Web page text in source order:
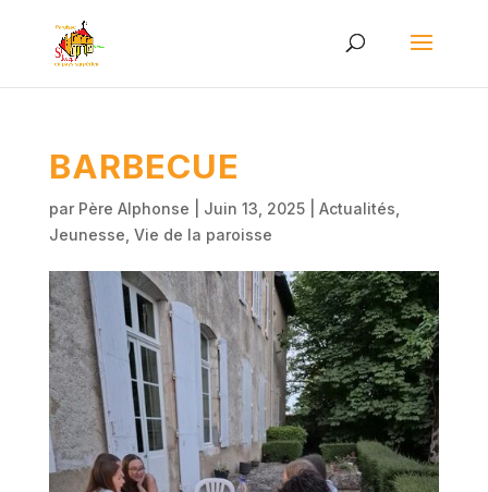
BARBECUE
par Père Alphonse Juin 13, 2025| Actualités
Jeunesse Vie de la paroisse